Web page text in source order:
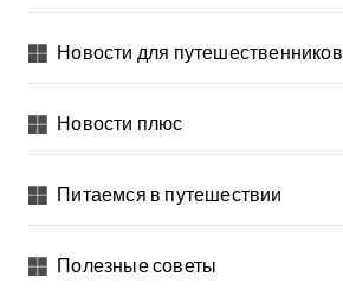
Новости для путешественников
Новости плюс
Питаемся в путешествии
Полезные советы